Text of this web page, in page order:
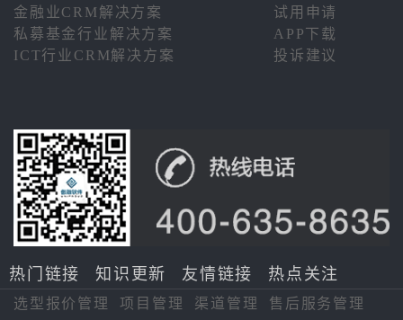
金融业CRM解决方案
试用申请
私募基金行业解决方案
APP下载
ICT行业CRM解决方案
投诉建议
热门链接 知识更新 友情链接 热点关注
选型报价管理 项目管理 渠道管理
售后服务管理